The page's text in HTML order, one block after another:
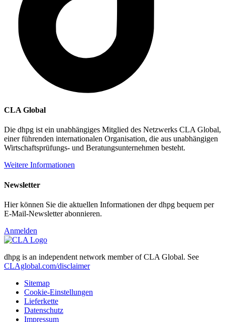
CLA Global
Die dhpg ist ein unabhängiges Mitglied des Netzwerks CLA Global,
einer führenden internationalen Organisation, die aus unabhängigen
Wirtschaftsprüfungs- und Beratungsunternehmen besteht.
Weitere Informationen
Newsletter
Hier können Sie die aktuellen Informationen der dhpg bequem per
E-Mail-Newsletter abonnieren.
Anmelden
dhpg is an independent network member of CLA Global. See
CLAglobal.com/disclaimer
Sitemap
Cookie-Einstellungen
Lieferkette
Datenschutz
Impressum